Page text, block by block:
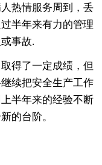
热情服务周到，丢
半年来有力的管理
事故.
得了一定成绩，但
续把安全生产工作
半年来的经验不断
的台阶。